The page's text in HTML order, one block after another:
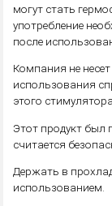
могут стать
употребление
после
Компания не
использования
этого стимулятора.
Этот продукт был
считается
Держать в
использованием.